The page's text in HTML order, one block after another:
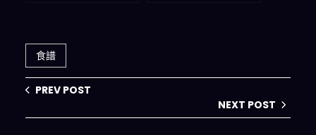
食譜
PREV POST
NEXT POST